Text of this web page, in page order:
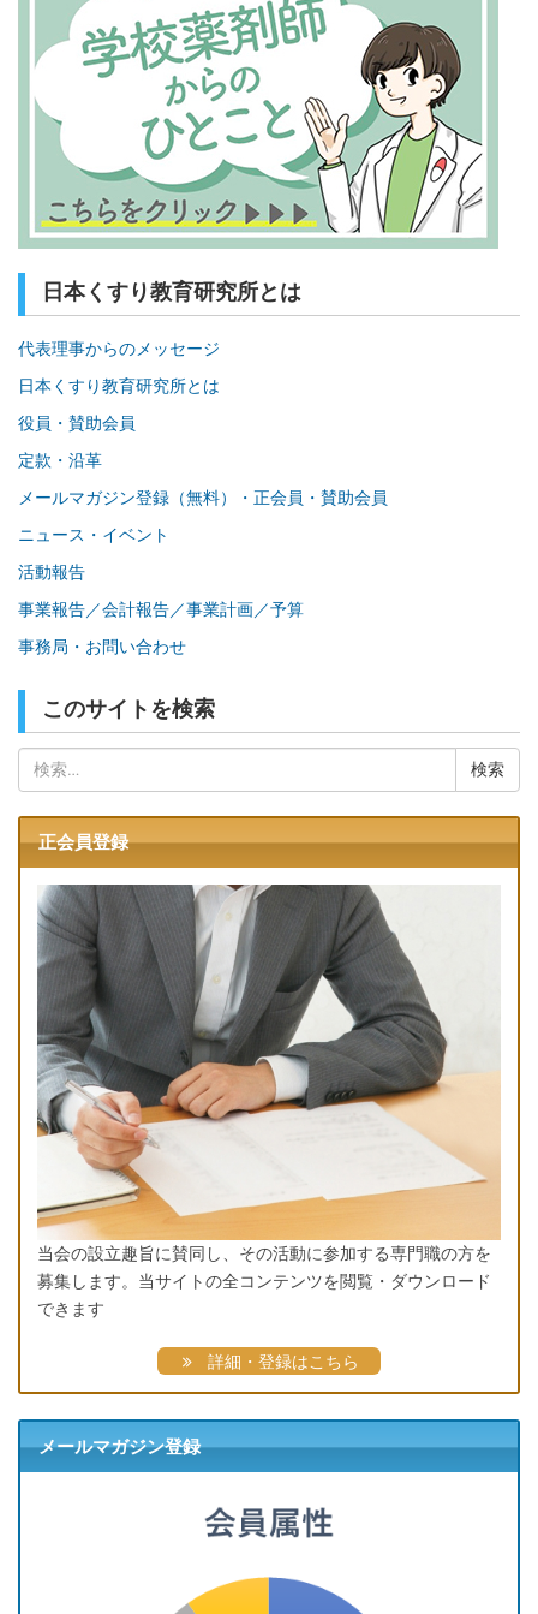
日本くすり教育研究所とは
代表理事からのメッセージ
日本くすり教育研究所とは
役員・賛助会員
定款・沿革
メールマガジン登録（無料）・正会員・賛助会員
ニュース・イベント
活動報告
事業報告／会計報告／事業計画／予算
事務局・お問い合わせ
このサイトを検索
索:
正会員登録
当会の設立趣旨に賛同し、その活動に参加する専門職の方を
募集します。当サイトの全コンテンツを閲覧・ダウンロード
できます
詳細・登録はこちら
メールマガジン登録